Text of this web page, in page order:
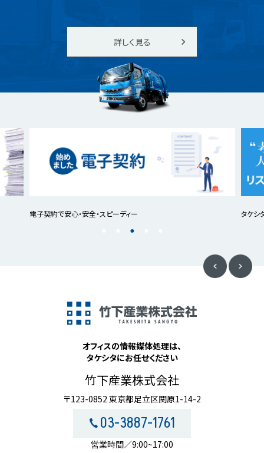
詳しく見る
電子契約で安心・安全・スピーディー タケシ
オフィスの情報媒体処理は、
タケシタにお任せください
竹下産業株式会社
〒123-0852 東京都足立区関原1-14-2
03-3887-1761
営業時間／9:00~17:00